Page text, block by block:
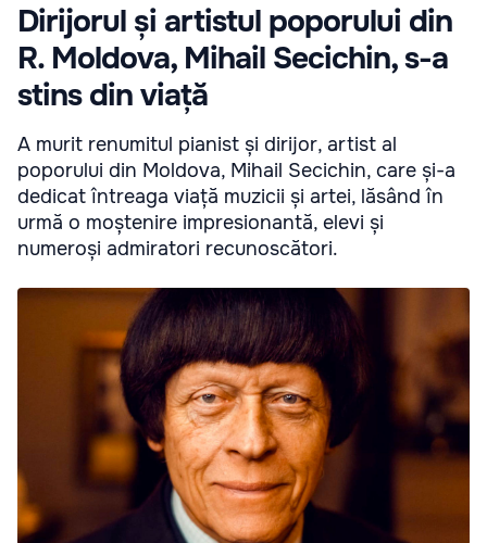
Dirijorul și artistul poporului din
R. Moldova, Mihail Secichin, s-a
stins din viață
A murit renumitul pianist și dirijor, artist al
poporului din Moldova, Mihail Secichin, care și-a
dedicat întreaga viață muzicii și artei, lăsând în
urmă o moștenire impresionantă, elevi și
numeroși admiratori recunoscători.